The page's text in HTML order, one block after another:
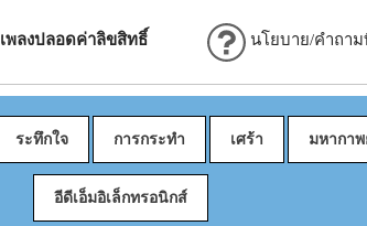
เพลงปลอดค่าลิขสิทธิ์ นโยบาย/คำถา
ระทึกใจ การกระทำ เศร้า มหากาพ
อีดีเอ็มอิเล็กทรอนิกส์